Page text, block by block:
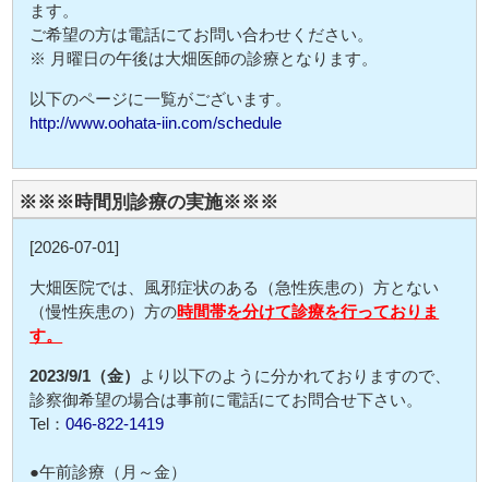
ます。
ご希望の方は電話にてお問い合わせください。
※ 月曜日の午後は大畑医師の診療となります。
以下のページに一覧がございます。
http://www.oohata-iin.com/schedule
※※※時間別診療の実施※※※
[2026-07-01]
大畑医院では、風邪症状のある（急性疾患の）方とない
（慢性疾患の）方の時間帯を分けて診療を行っておりま
す。
2023/9/1（金）
より以下のように分かれておりますので、
診察御希望の場合は事前に電話にてお問合せ下さい。
Tel：046-822-1419
●午前診療（月～金）